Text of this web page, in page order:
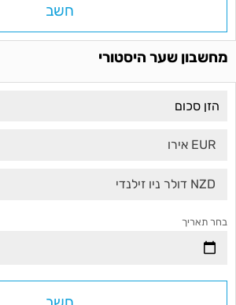
חשב
מחשבון שער היסטורי
EUR אירו
NZD דולר ניו זילנדי
בחר תאריך